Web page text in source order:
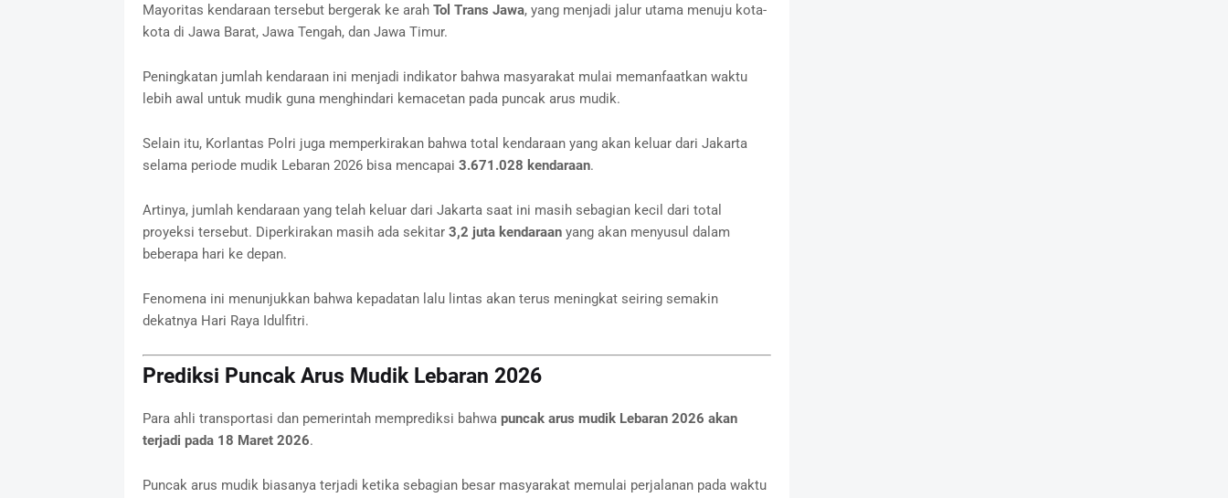
Mayoritas kendaraan tersebut bergerak ke arah Tol Trans Jawa, yang menjadi jalur utama menuju kota-
kota di Jawa Barat, Jawa Tengah, dan Jawa Timur.
Peningkatan jumlah kendaraan ini menjadi indikator bahwa masyarakat mulai memanfaatkan waktu
lebih awal untuk mudik guna menghindari kemacetan pada puncak arus mudik.
Selain itu, Korlantas Polri juga memperkirakan bahwa total kendaraan yang akan keluar dari Jakarta
selama periode mudik Lebaran 2026 bisa mencapai 3.671.028 kendaraan.
Artinya, jumlah kendaraan yang telah keluar dari Jakarta saat ini masih sebagian kecil dari total
proyeksi tersebut. Diperkirakan masih ada sekitar 3,2 juta kendaraanyang akan menyusul dalam
beberapa hari ke depan.
Fenomena ini menunjukkan bahwa kepadatan lalu lintas akan terus meningkat seiring semakin
dekatnya Hari Raya Idulfitri.
Prediksi Puncak Arus Mudik Lebaran 2026
Para ahli transportasi dan pemerintah memprediksi bahwa puncak arus mudik Lebaran 2026 akan
terjadi pada 18 Maret 2026.
Puncak arus mudik biasanya terjadi ketika sebagian besar masyarakat memulai perjalanan pada waktu